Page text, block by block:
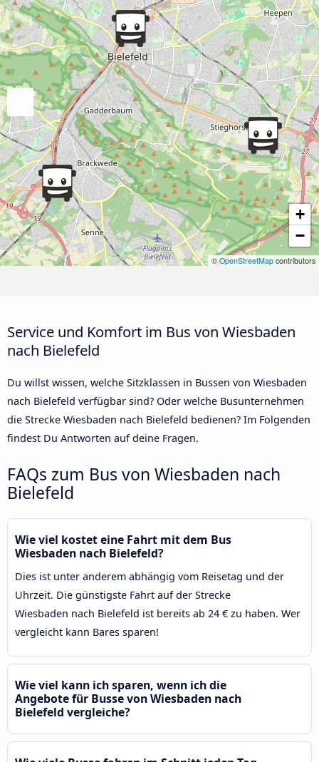
+
−
©OpenStreetMap contributors
Service und Komfort im Bus von Wiesbaden
nach Bielefeld
Du willst wissen, welche Sitzklassen in Bussen von Wiesbaden
nach Bielefeld verfügbar sind? Oder welche Busunternehmen
die Strecke Wiesbaden nach Bielefeld bedienen? Im Folgenden
findest Du Antworten auf deine Fragen.
FAQs zum Bus von Wiesbaden nach
Bielefeld
Wie viel kostet eine Fahrt mit dem Bus
Wiesbaden nach Bielefeld?
Dies ist unter anderem abhängig vom Reisetag und der
Uhrzeit. Die günstigste Fahrt auf der Strecke
Wiesbaden nach Bielefeld ist bereits ab 24 € zu haben. Wer
vergleicht kann Bares sparen!
Wie viel kann ich sparen, wenn ich die
Angebote für Busse von Wiesbaden nach
Bielefeld vergleiche?